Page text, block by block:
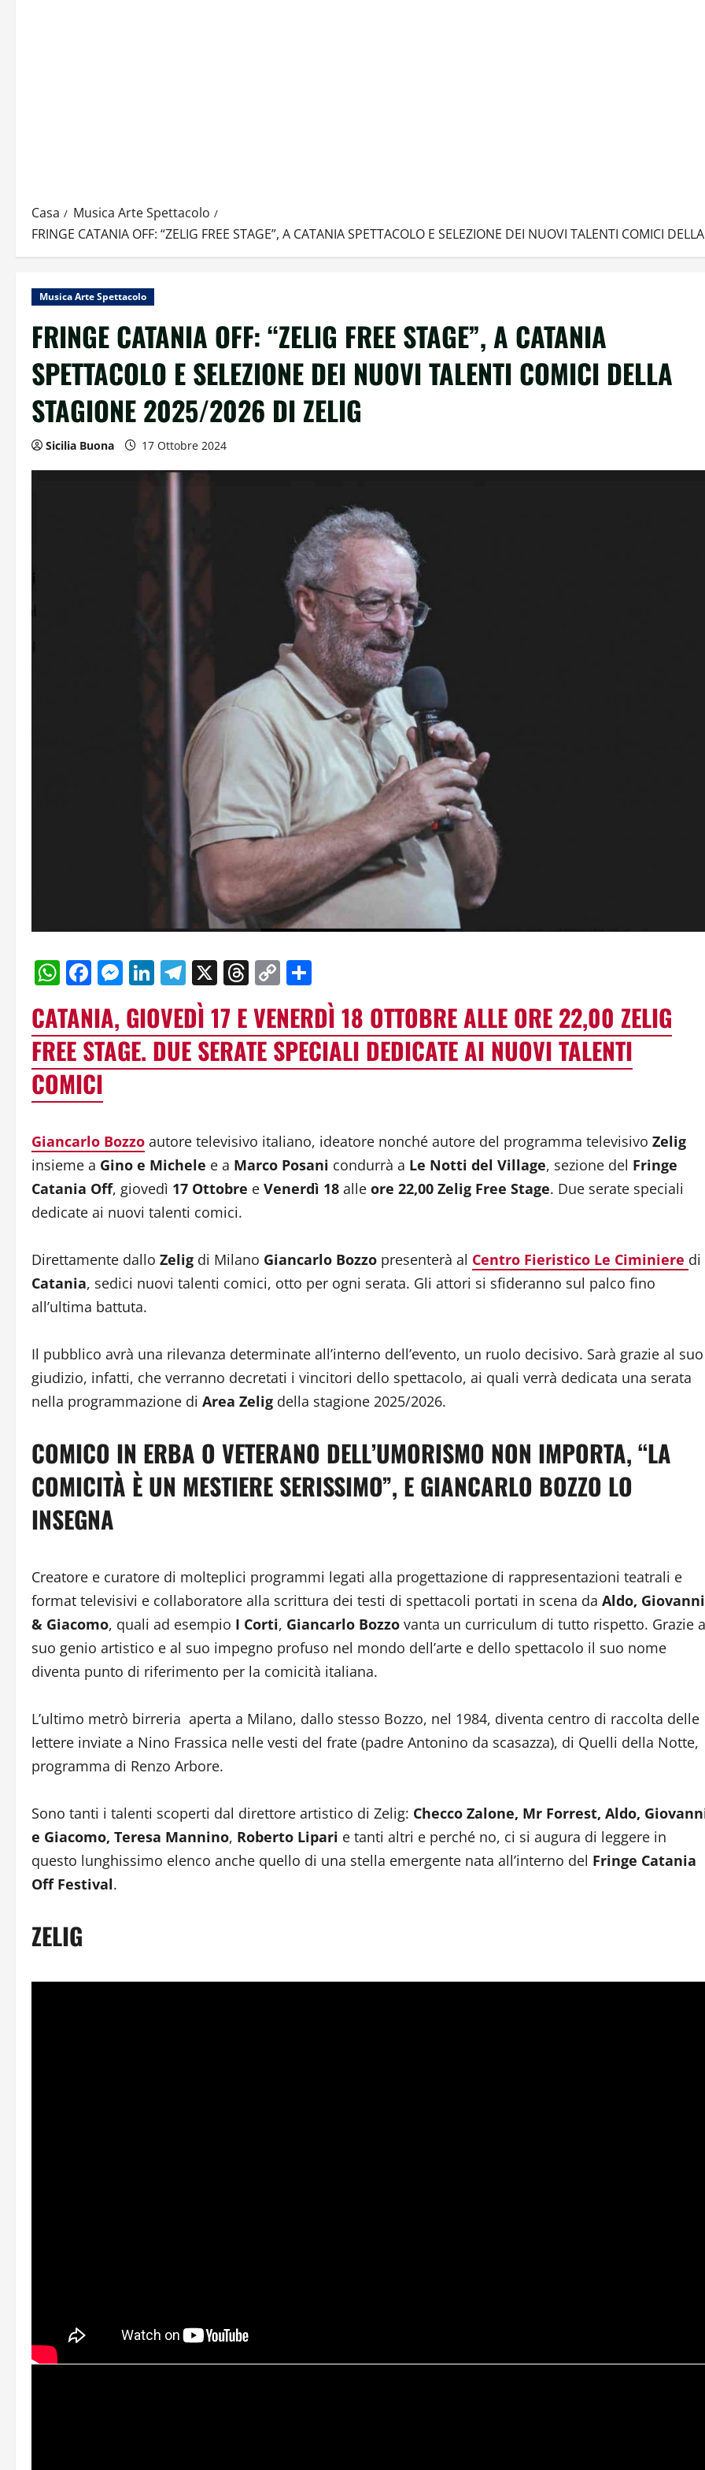
Casa
Musica Arte Spettacolo
FRINGE CATANIA OFF: “ZELIG FREE STAGE”, A CATANIA SPETTACOLO E SELEZIONE DEI NUOVI TALENTI COMICI
Musica Arte Spettacolo
FRINGE CATANIA OFF: “ZELIG FREE STAGE”, A CATANIA
SPETTACOLO E SELEZIONE DEI NUOVI TALENTI COMICI DELLA
STAGIONE 2025/2026 DI ZELIG
Sicilia Buona 17 Ottobre 2024
WhatsApp
Facebook
Messenger
LinkedIn
Telegram
X Threads
Copy
Link
CATANIA, GIOVEDÌ 17 E VENERDÌ 18 OTTOBRE ALLE ORE 22,00 ZELIG
FREE STAGE. DUE SERATE SPECIALI DEDICATE AI NUOVI TALENTI
COMICI
Giancarlo Bozzo autore televisivo italiano, ideatore nonché autore del programma televisivo Zelig
insieme a Gino e Michele e a Marco Posani condurrà a Le Notti del Village, sezione del Fringe
Catania Off, giovedì 17 Ottobre e Venerdì 18 alle ore 22,00 Zelig Free Stage. Due serate speciali
dedicate ai nuovi talenti comici.
Direttamente dallo Zelig di Milano Giancarlo Bozzo presenterà al Centro Fieristico Le Ciminiere di
Catania, sedici nuovi talenti comici, otto per ogni serata. Gli attori si sfideranno sul palco fino
all’ultima battuta.
Il pubblico avrà una rilevanza determinate all’interno dell’evento, un ruolo decisivo. Sarà grazie al suo
giudizio, infatti, che verranno decretati i vincitori dello spettacolo, ai quali verrà dedicata una serata
nella programmazione di Area Zelig della stagione 2025/2026.
COMICO IN ERBA O VETERANO DELL’UMORISMO NON IMPORTA, “LA
COMICITÀ È UN MESTIERE SERISSIMO”, E GIANCARLO BOZZO LO
INSEGNA
Creatore e curatore di molteplici programmi legati alla progettazione di rappresentazioni teatrali e
format televisivi e collaboratore alla scrittura dei testi di spettacoli portati in scena da Aldo, Giovanni
& Giacomo, quali ad esempio I Corti, Giancarlo Bozzo vanta un curriculum di tutto rispetto. Grazie
suo genio artistico e al suo impegno profuso nel mondo dell’arte e dello spettacolo il suo nome
diventa punto di riferimento per la comicità italiana.
L’ultimo metrò birreria aperta a Milano, dallo stesso Bozzo, nel 1984, diventa centro di raccolta delle
lettere inviate a Nino Frassica nelle vesti del frate (padre Antonino da scasazza), di Quelli della Notte,
programma di Renzo Arbore.
Sono tanti i talenti scoperti dal direttore artistico di Zelig: Checco Zalone, Mr Forrest, Aldo,
e Giacomo, Teresa Mannino, Roberto Lipari e tanti altri e perché no, ci si augura di leggere in
questo lunghissimo elenco anche quello di una stella emergente nata all’interno del Fringe Catania
Off Festival.
ZELIG